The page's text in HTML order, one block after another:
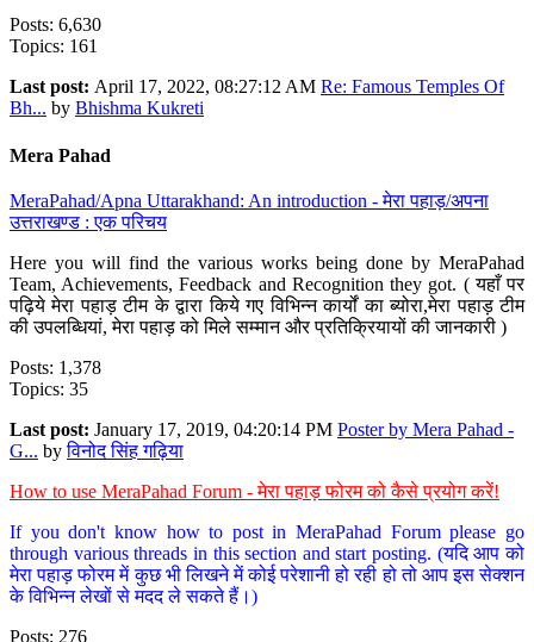
Posts: 6,630
Topics: 161
Last post: April 17, 2022, 08:27:12 AM Re: Famous Temples Of
Bh... by Bhishma Kukreti
Mera Pahad
MeraPahad/Apna Uttarakhand: An introduction - मेरा पहाड़/अपना
उत्तराखण्ड : एक परिचय
Here you will find the various works being done by MeraPahad
Team, Achievements, Feedback and Recognition they got. ( यहाँ पर
पढ़िये मेरा पहाड़ टीम के द्वारा किये गए विभिन्न कार्यों का ब्योरा,मेरा पहाड़ टीम
की उपलब्धियां, मेरा पहाड़ को मिले सम्मान और प्रतिक्रियायों की जानकारी )
Posts: 1,378
Topics: 35
Last post: January 17, 2019, 04:20:14 PM Poster by Mera Pahad -
G... byविनोद सिंह गढ़िया
How to use MeraPahad Forum - मेरा पहाड़ फोरम को कैसे प्रयोग करें!
If you don't know how to post in MeraPahad Forum please go
through various threads in this section and start posting. (यदि आप को
मेरा पहाड़ फोरम में कुछ भी लिखने में कोई परेशानी हो रही हो तो आप इस सेक्शन
के विभिन्न लेखों से मदद ले सकते हैं।)
Posts: 276